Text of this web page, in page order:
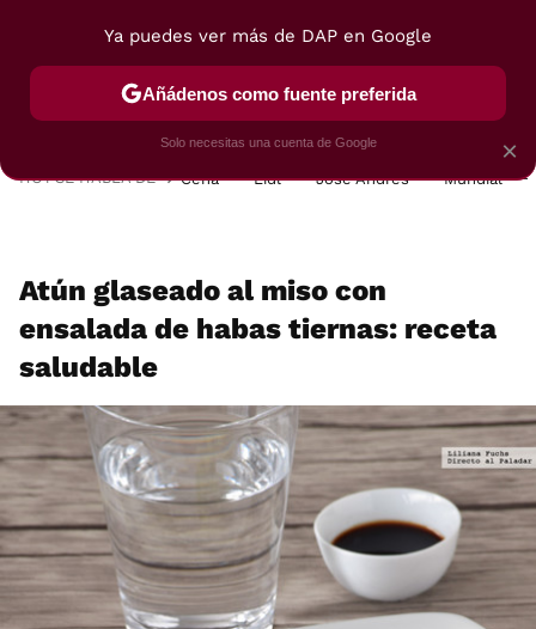
POSTRES VIAJES SELECCIÓN VEGUI
HOY SE HABLA DE Cena Lidl José Andrés Mundial
Atún glaseado al miso con
ensalada de habas tiernas: receta
saludable
×
Ya puedes ver más de DAP en Google
Añádenos como fuente preferida
Solo necesitas una cuenta de Google